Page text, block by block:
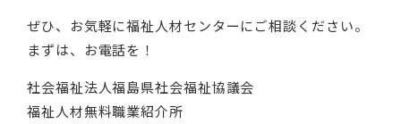
ぜひ、お気軽に福祉人材センターにご相談ください。
まずは、お電話を！
社会福祉法人福島県社会福祉協議会
福祉人材無料職業紹介所